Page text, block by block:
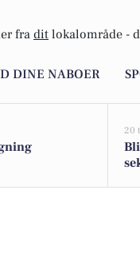
fra dit lokalområde -
DINE NABOER
20